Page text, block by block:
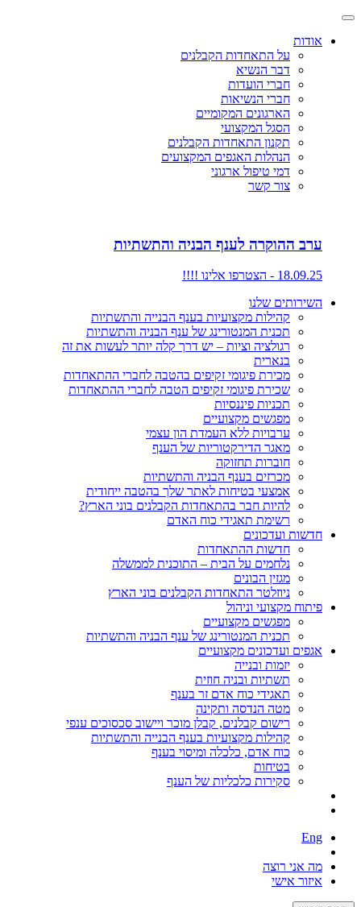
אודות
על התאחדות הקבלנים
דבר הנשיא
חברי הועדות
חברי הנשיאות
הארגונים המקומיים
הסגל המקצועי
תקנון התאחדות הקבלנים
הנהלות האגפים המקצועים
דמי טיפול ארגוני
צור קשר
ערב ההוקרה לענף הבניה והתשתיות
18.09.25 - הצטרפו אלינו !!!!
השירותים שלנו
קהילות מקצועיות בענף הבנייה והתשתיות
תכנית המנטורינג של ענף הבניה והתשתיות
רגולציה וציות – יש דרך קלה יותר לעשות את זה
בנארית
מכירת פיגומי זקיפים בהטבה לחברי ההתאחדות
שכירת פיגומי זקיפים הטבה לחברי ההתאחדות
תכניות פיננסיות
מפגשים מקצועיים
ערבויות ללא העמדת הון עצמי
מאגר הדירקטוריות של הענף
חוברות תחזוקה
מכרזים בענף הבניה והתשתיות
אמצעי בטיחות לאתר שלך בהטבה ייחודית
להיות חבר בהתאחדות הקבלנים בוני הארץ?
רשימת תאגידי כוח האדם
חדשות ועדכונים
חדשות ההתאחדות
נלחמים על הבית – התוכנית לממשלה
מגזין הבונים
ניוזלטר התאחדות הקבלנים בוני הארץ
פיתוח מקצועי וניהול
מפגשים מקצועיים
תכנית המנטורינג של ענף הבניה והתשתיות
אגפים ועדכונים מקצועיים
יזמות ובנייה
תשתיות ובניה חוזית
תאגידי כוח אדם זר בענף
מטה הנדסה ותקינה
רישום קבלנים, קבלן מוכר ויישוב סכסוכים ענפי
קהילות מקצועיות בענף הבנייה והתשתיות
כוח אדם, כלכלה ומיסוי בענף
בטיחות
סקירות כלכליות של הענף
Eng
מה אני רוצה
איזור אישי